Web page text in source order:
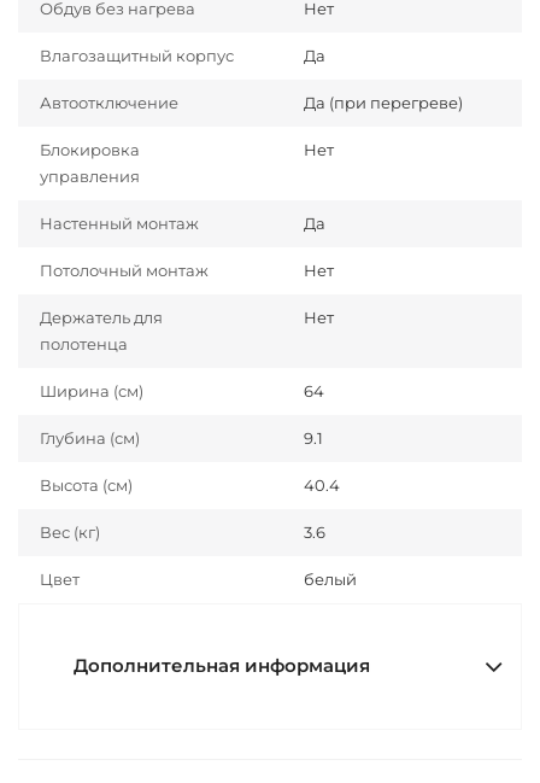
Обдув без нагрева Нет
Влагозащитный корпус Да
Автоотключение Да (при перегреве)
Блокировка
управления
Нет
Настенный монтаж Да
Потолочный монтаж Нет
Держатель для
полотенца
Нет
Ширина (см) 64
Глубина (см) 9.1
Высота (см) 40.4
Вес (кг) 3.6
Цвет белый
Дополнительная информация